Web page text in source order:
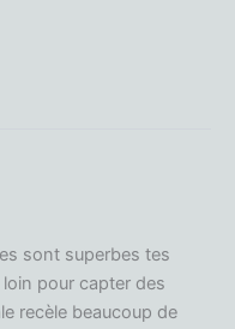
sont superbes tes
pour capter des
recèle beaucoup de